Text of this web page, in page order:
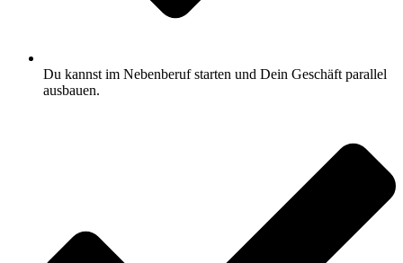
Du kannst im Nebenberuf starten und Dein Geschäft parallel
ausbauen.